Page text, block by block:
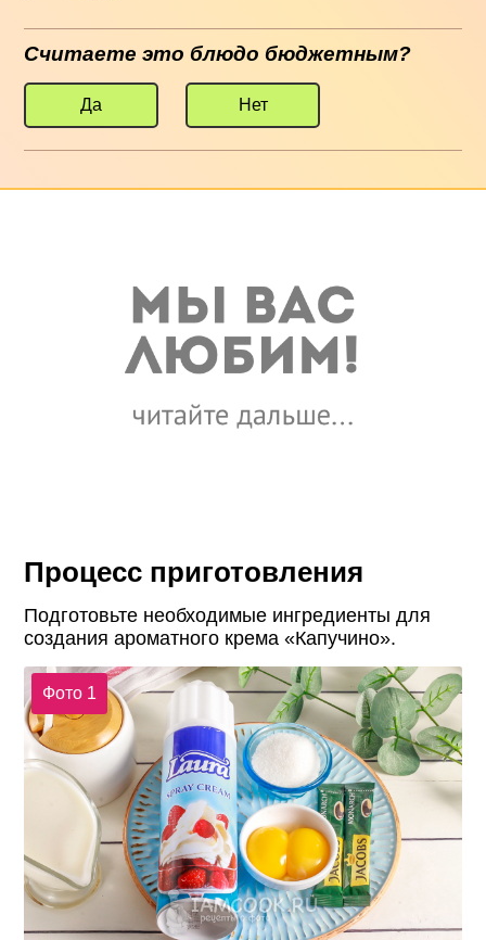
Считаете это блюдо бюджетным?
Да Нет
Процесс приготовления
Подготовьте необходимые ингредиенты для
создания ароматного крема «Капучино».
Фото 1